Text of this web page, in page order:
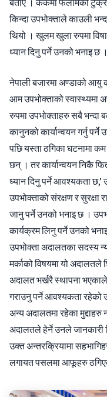
बताए । केकमा फलामको
किन्दा उपभोक्ताले काउली
थियो । खुलम खुला रुपमा
ध्यान दिनु पर्ने उनको भनाइ छ ।
नेपाली बजारमा अण्डाको आयु
आम उपभोक्ताको स्वास्थ्यमा
रुपमा उपभोक्ताहरु सबै भन्दा
कानुनको कार्यान्वयन गर्नु
पछि यस्ता ठगिका घटनामा
छन् । तर कार्यान्वयन निकै
ध्यान दिनु पर्ने आवश्यकता
उपभोक्ताको संरक्षण र सुरक्षा
जानु पर्ने उनको भनाइ छ ।
कार्यक्रम लिनु पर्ने उनको
उपभोक्ता अदालतका सदस्य
मर्काको विषयमा यो अदालतले
अदालत भर्खरै स्थापना
गराउनु पर्ने आवश्यकता रहेको
अन्य अदालतमा रहेका मुद्दाहरु
अदालतले हेर्ने उनले जानकारी
उक्त अन्तरक्रियामा
लगायत पसलमा आफूहरु